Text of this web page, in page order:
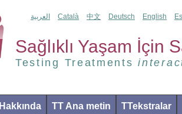
Sağlıklı Yaşam İçin
Testing Treatments
العربية Català 中文 Deutsch English
Hakkında TT Ana metin TTekstralar